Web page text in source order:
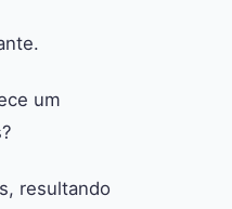
um
resultando